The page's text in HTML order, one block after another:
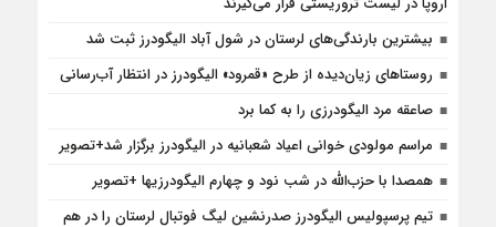
بیشترین بارندگی‌های لرستان در شول آباد الیگودرز ثبت شد
روستاهای زیان‌دیده از طرح «قمرود» الیگودرز در انتظار آب‌رسانی
صاعقه مرد الیگودرزی را به کما برد
مراسم مولودی خوانی اعیاد شعبانیه در الیگودرز برگزار شد+تصویر
همصدا با حزب‌الله در شب نود و چهارم الیگودرزیها +تصویر
تیم پرسپولیس الیگودرز صدرنشین لیگ فوتبال لرستان را در هم